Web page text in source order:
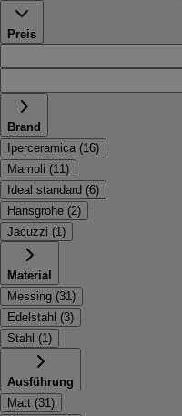
Preis
Brand
Iperceramica (16)
Mamoli (11)
Ideal standard (6)
Hansgrohe (2)
Jacuzzi (1)
Material
Messing (31)
Edelstahl (3)
Stahl (1)
Ausführung
Matt (31)